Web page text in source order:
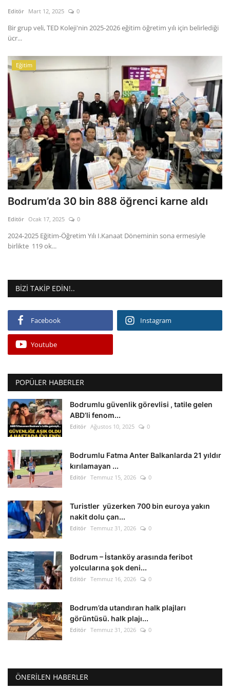
Kültür Sanat Tarih
Sağlık
Ekonomi
Gündem
Dünya
Editör Mart 12, 2025 0
Bir grup veli, TED Koleji'nin 2025-2026 eğitim öğretim yılı için belirlediği
ücr...
Eğitim
Bodrum’da 30 bin 888 öğrenci karne aldı
Editör Ocak 17, 2025 0
2024-2025 Eğitim-Öğretim Yılı I.Kanaat Döneminin sona ermesiyle
birlikte 119 ok...
BIZI TAKIP EDIN!..
Facebook Instagram
Youtube
POPÜLER HABERLER
Bodrumlu güvenlik görevlisi , tatile gelen
ABD’li fenom...
Editör Ağustos 10, 2025 0
Bodrumlu Fatma Anter Balkanlarda 21 yıldır
kırılamayan ...
Editör Temmuz 15, 2026 0
Turistler yüzerken 700 bin euroya yakın
nakit dolu çan...
Editör Temmuz 31, 2026 0
Bodrum – İstanköy arasında feribot
yolcularına şok deni...
Editör Temmuz 16, 2026 0
Bodrum’da utandıran halk plajları
görüntüsü. halk plajı...
Editör Temmuz 31, 2026 0
ÖNERILEN HABERLER